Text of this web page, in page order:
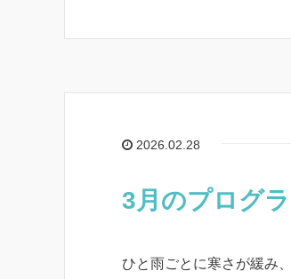
2026.02.28
3月のプログ
ひと雨ごとに寒さが緩み